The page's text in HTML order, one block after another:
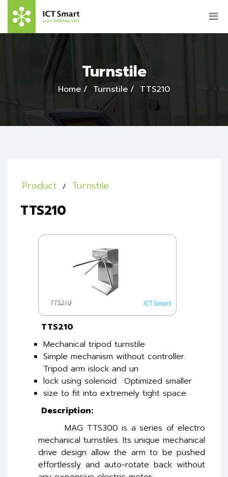
Turnstile
Home Turnstile TTS210
Product Turnstile
TTS210
TTS210
Mechanical tripod turnstile
Simple mechanism without controller.
Tripod arm islock and un
lock using solenoid. Optimized smaller
size to fit into extremely tight space
Description:
MAG TTS300 is a series of electro
mechanical turnstiles. Its unique mechanical
drive design allow the arm to be pushed
effortlessly and auto-rotate back without